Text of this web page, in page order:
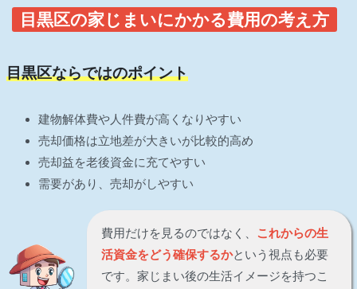
目黒区の家じまいにかかる費用の考え方
目黒区ならではのポイント
建物解体費や人件費が高くなりやすい
売却価格は立地差が大きいが比較的高め
売却益を老後資金に充てやすい
需要があり、売却がしやすい
費用だけを見るのではなく、 これからの生
活資金をどう確保するかという視点も必要
です。家じまい後の生活イメージを持つこ